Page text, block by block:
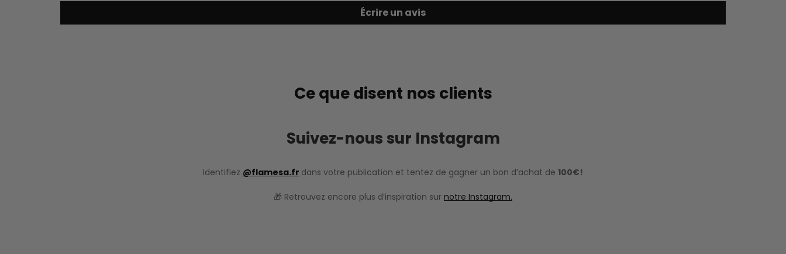
Écrire un avis
Ce que disent nos clients
Suivez-nous sur Instagram
Identifiez @flamesa.fr dans votre publication et tentez de gagner un bon d’achat de 100€!
🎁 Retrouvez encore plus d’inspiration sur notre Instagram.